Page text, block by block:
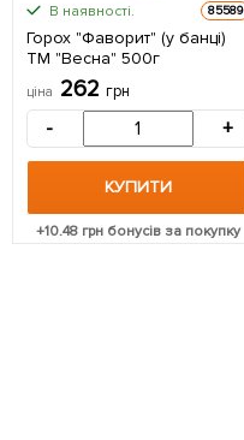
В наявності. 85589
Горох "Фаворит" (у банці)
ТМ "Весна" 500г
ціна 262 грн
- +
КУПИТИ
+10.48 грн бонусів за покупку